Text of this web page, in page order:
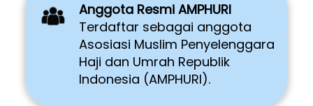
Anggota Resmi AMPHURI
Terdaftar sebagai anggota
Asosiasi Muslim Penyelenggara
Haji dan Umrah Republik
Indonesia (AMPHURI).